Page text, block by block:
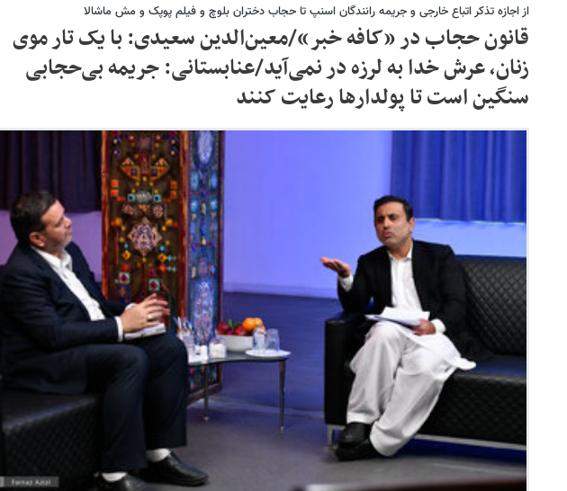
از اجازه تذکر اتباع خارجی و جریمه رانندگان اسنپ تا حجاب دختران بلوچ و فیلم پوپک و مش ماشالا
قانون حجاب در «کافه خبر»/معین‌الدین سعیدی: با یک تار موی
زنان، عرش خدا به لرزه در نمی‌آید/عنابستانی: جریمه بی‌حجابی
سنگین است تا پولدارها رعایت کنند